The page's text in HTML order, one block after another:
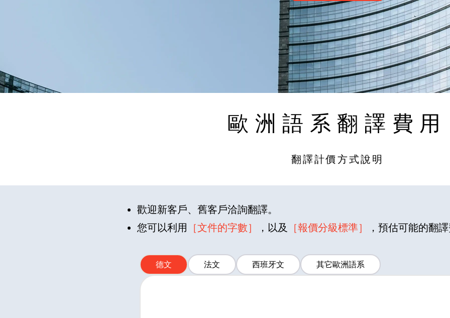
歐洲語系翻譯費用
翻譯計價方式說明
歡迎新客戶、舊客戶洽詢翻譯。
您可以利用 ［文件的字數］ ，以及 ［報價分級標準］ ，預估可能的翻
德文 法文 西班牙文 其它歐洲語系